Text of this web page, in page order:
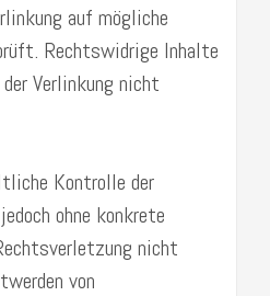
auf mögliche
Rechtswidrige Inhalte
Verlinkung nicht
Kontrolle der
ohne konkrete
nicht
von